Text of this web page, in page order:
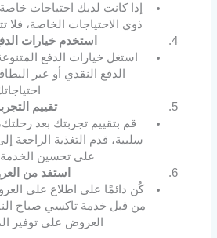
إذا كانت لديك احتياجات
ذوي الاحتياجات الخاصة، فلا
استخدم خيارات
استغل خيارات الدفع
الدفع النقدي أو عبر
تقييم
قم بتقييم تجربتك بعد
سلبية، قدم التغذية الراجعة
على تحسين الخدمة
استفد من
كُن دائمًا على اطلاع على
من قبل خدمة تاكسي صباح
العروض على توفير